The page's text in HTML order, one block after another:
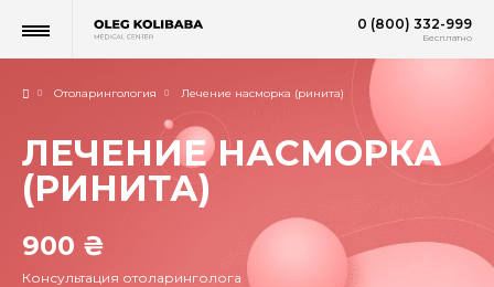
0 (800) 332-999
Бесплатно
Отоларингология Лечение насморка (ринита)
ЛЕЧЕНИЕ НАСМОРКА
(РИНИТА)
900 ₴
Консультация отоларинголога